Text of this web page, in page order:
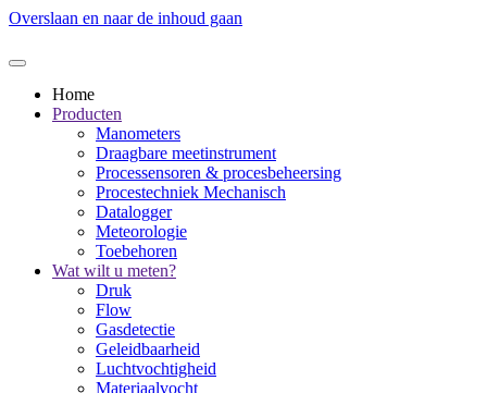
Overslaan en naar de inhoud gaan
Home
Producten
Manometers
Draagbare meetinstrument
Processensoren & procesbeheersing
Procestechniek Mechanisch
Datalogger
Meteorologie
Toebehoren
Wat wilt u meten?
Druk
Flow
Gasdetectie
Geleidbaarheid
Luchtvochtigheid
Materiaalvocht